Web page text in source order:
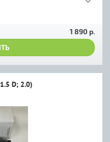
1 890 р.
D; 2.0)